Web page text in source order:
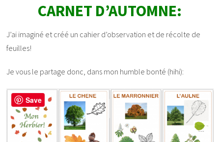
CARNET D’AUTOMNE:
J’ai imaginé et créé un cahier d’observation et de récolte de
feuilles!
Je vous le partage donc, dans mon humble bonté (hihi):
Save